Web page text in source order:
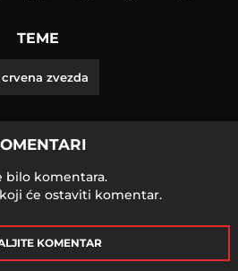
TEME
zvezda
bilo komentara.
će ostaviti komentar.
KOMENTAR